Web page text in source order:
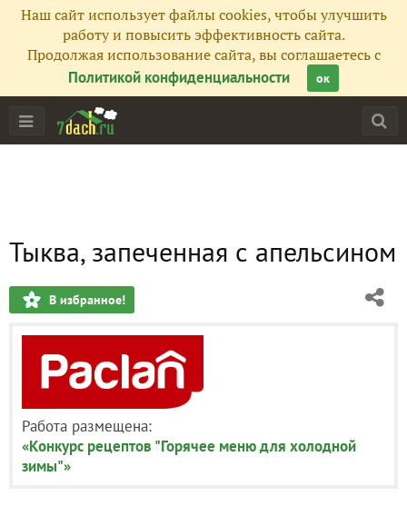
Наш сайт использует файлы cookies, чтобы улучшить
работу и повысить эффективность сайта.
Продолжая использование сайта, вы соглашаетесь с
Политикой конфиденциальности
ок
Тыква, запеченная с апельсином
В избранное!
Работа размещена:
«Конкурс рецептов "Горячее меню для холодной
зимы"»